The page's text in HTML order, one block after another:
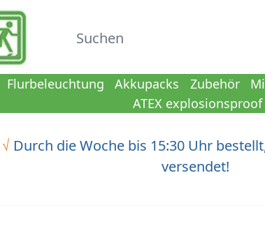
Suchen
√ Durch die Woche bis 15:30 Uhr
versendet!
Flurbeleuchtung Akkupacks Zubehör
ATEX explosionsproof